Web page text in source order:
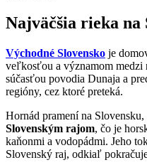
Najväčšia rieka na
Východné Slovensko je
veľkosťou a významom medzi
súčasťou povodia Dunaja a
regióny, cez ktoré preteká.
Hornád pramení na Slovensku,
Slovenským rajom, čo je
kaňonmi a vodopádmi. Jeho
Slovenský raj, odkiaľ